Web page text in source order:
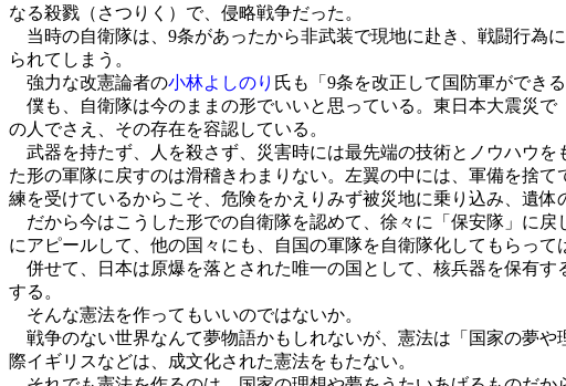
なる殺戮（さつりく）で、侵略戦争だった。
当時の自衛隊は、9条があったから非武装で現地に赴き、戦闘行為
られてしまう。
強力な改憲論者の小林よしのり 氏も「9条を改正して国防軍ができ
僕も、自衛隊は今のままの形でいいと思っている。東日本大震災
の人でさえ、その存在を容認している。
武器を持たず、人を殺さず、災害時には最先端の技術とノウハウ
た形の軍隊に戻すのは滑稽きわまりない。左翼の中には、軍備を捨
練を受けているからこそ、危険をかえりみず被災地に乗り込み、遺体
だから今はこうした形での自衛隊を認めて、徐々に「保安隊」に
にアピールして、他の国々にも、自国の軍隊を自衛隊化してもらって
併せて、日本は原爆を落とされた唯一の国として、核兵器を保有
する。
そんな憲法を作ってもいいのではないか。
戦争のない世界なんて夢物語かもしれないが、憲法は「国家の夢
際イギリスなどは、成文化された憲法をもたない。